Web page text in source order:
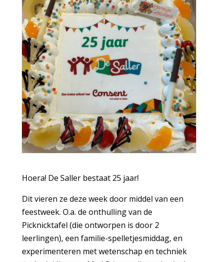
Hoera! De Saller bestaat 25 jaar!
Dit vieren ze deze week door middel van een
feestweek. O.a. de onthulling van de
Picknicktafel (die ontworpen is door 2
leerlingen), een familie-spelletjesmiddag, en
experimenteren met wetenschap en techniek